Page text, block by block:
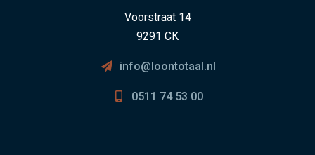
Voorstraat 14
9291 CK
info@loontotaal.nl
0511 74 53 00